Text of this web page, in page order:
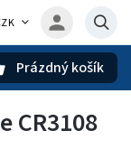
Prázdný košík
CR3108